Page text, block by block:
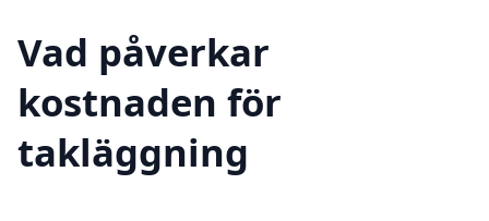
Vad påverkar
kostnaden för
takläggning